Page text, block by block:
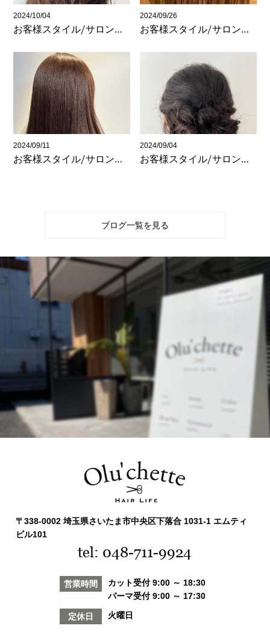
2024/10/04
お客様スタイル/サロンワーク(与野)
2024/09/26
お客様スタイル/サロンワーク(与野)
2024/09/11
お客様スタイル/サロンワーク(与野)
2024/09/04
お客様スタイル/サロンワーク(与野)
ブログ一覧を見る
〒338-0002 埼玉県さいたま市中央区下落合 1031-1 エムティ
ビル101
tel: 048-711-9924
営業時間
カット受付 9:00 ～ 18:30
パーマ受付 9:00 ～ 17:30
定休日 火曜日